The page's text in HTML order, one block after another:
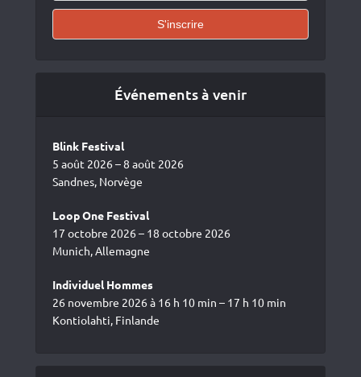
Événements à venir
Blink Festival
5 août 2026 – 8 août 2026
Sandnes, Norvège
Loop One Festival
17 octobre 2026 – 18 octobre 2026
Munich, Allemagne
Individuel Hommes
26 novembre 2026 à 16 h 10 min – 17 h 10 min
Kontiolahti, Finlande